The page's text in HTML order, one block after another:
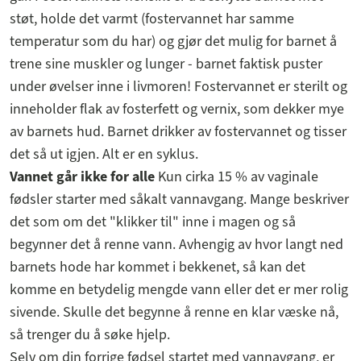
støt, holde det varmt (fostervannet har samme
temperatur som du har) og gjør det mulig for barnet å
trene sine muskler og lunger - barnet faktisk puster
under øvelser inne i livmoren! Fostervannet er sterilt og
inneholder flak av fosterfett og vernix, som dekker mye
av barnets hud. Barnet drikker av fostervannet og tisser
det så ut igjen. Alt er en syklus.
Vannet går ikke for alle Kun cirka 15 % av vaginale
fødsler starter med såkalt vannavgang. Mange beskriver
det som om det "klikker til" inne i magen og så
begynner det å renne vann. Avhengig av hvor langt ned
barnets hode har kommet i bekkenet, så kan det
komme en betydelig mengde vann eller det er mer rolig
sivende. Skulle det begynne å renne en klar væske nå,
så trenger du å søke hjelp.